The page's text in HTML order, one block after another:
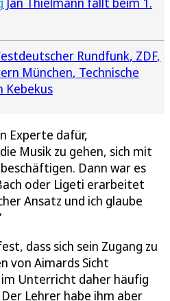
Rundfunk ZDF
München Technische
Kebekus
Experte dafür,
Musik zu gehen, sich mit
Dann war es
oder Ligeti erarbeitet
Ansatz und ich glaube
dass sich sein Zugang zu
von Aimards Sicht
im Unterricht daher häufig
Lehrer habe ihm aber